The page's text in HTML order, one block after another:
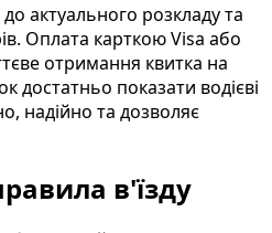
актуального розкладу та
Оплата карткою Visa або
отримання квитка на
достатньо показати водієві
надійно та дозволяє
в'їзду